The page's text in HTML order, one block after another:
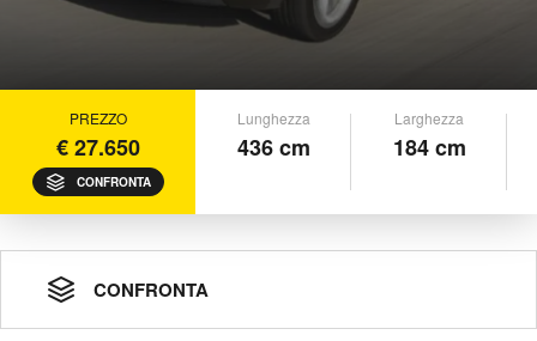
PREZZO
€ 27.650
CONFRONTA
Lunghezza
436 cm
Larghezza
184 cm
CONFRONTA